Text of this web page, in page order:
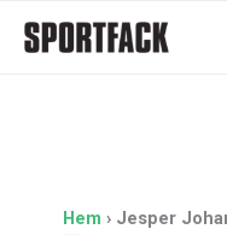
Hem Jesper